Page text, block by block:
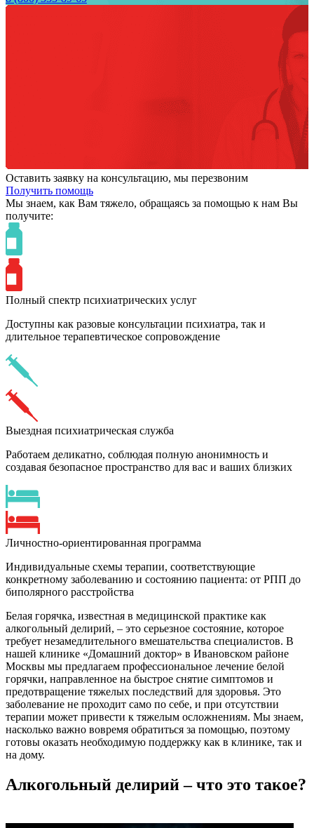
Оставить заявку на консультацию, мы перезвоним
Получить помощь
Мы знаем, как Вам тяжело, обращаясь за помощью к нам Вы
получите:
Полный спектр психиатрических услуг
Доступны как разовые консультации психиатра, так и
длительное терапевтическое сопровождение
Выездная психиатрическая служба
Работаем деликатно, соблюдая полную анонимность и
создавая безопасное пространство для вас и ваших близких
Личностно-ориентированная программа
Индивидуальные схемы терапии, соответствующие
конкретному заболеванию и состоянию пациента: от РПП до
биполярного расстройства
Белая горячка, известная в медицинской практике как
алкогольный делирий, – это серьезное состояние, которое
требует незамедлительного вмешательства специалистов. В
нашей клинике «Домашний доктор» в Ивановском районе
Москвы мы предлагаем профессиональное лечение белой
горячки, направленное на быстрое снятие симптомов и
предотвращение тяжелых последствий для здоровья. Это
заболевание не проходит само по себе, и при отсутствии
терапии может привести к тяжелым осложнениям. Мы знаем,
насколько важно вовремя обратиться за помощью, поэтому
готовы оказать необходимую поддержку как в клинике, так и
на дому.
Алкогольный делирий – что это такое?